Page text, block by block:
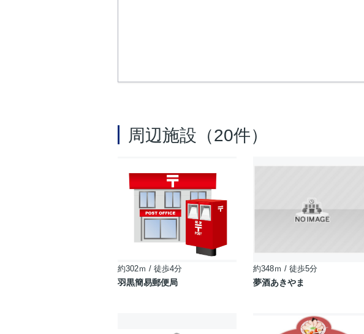
周辺施設（20件）
約302ｍ / 徒歩4分
羽黒簡易郵便局
約348ｍ / 徒歩5分
夢酒あきやま